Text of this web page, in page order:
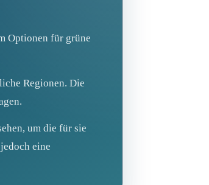
Optionen für grüne
Regionen. Die
um die für sie
eine